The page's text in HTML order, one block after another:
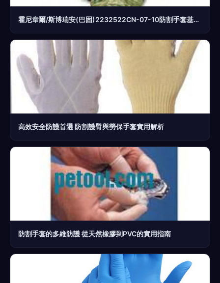
霍尼韋爾/斯博瑞安(巴固)2232522CN-07-10防割手套基礎版 防護與實用的雙重保障
高效安全防護首選 防割護臂與勞保手套實用解析
防割手套的多維防護 從天然橡膠到PVC的實用指南